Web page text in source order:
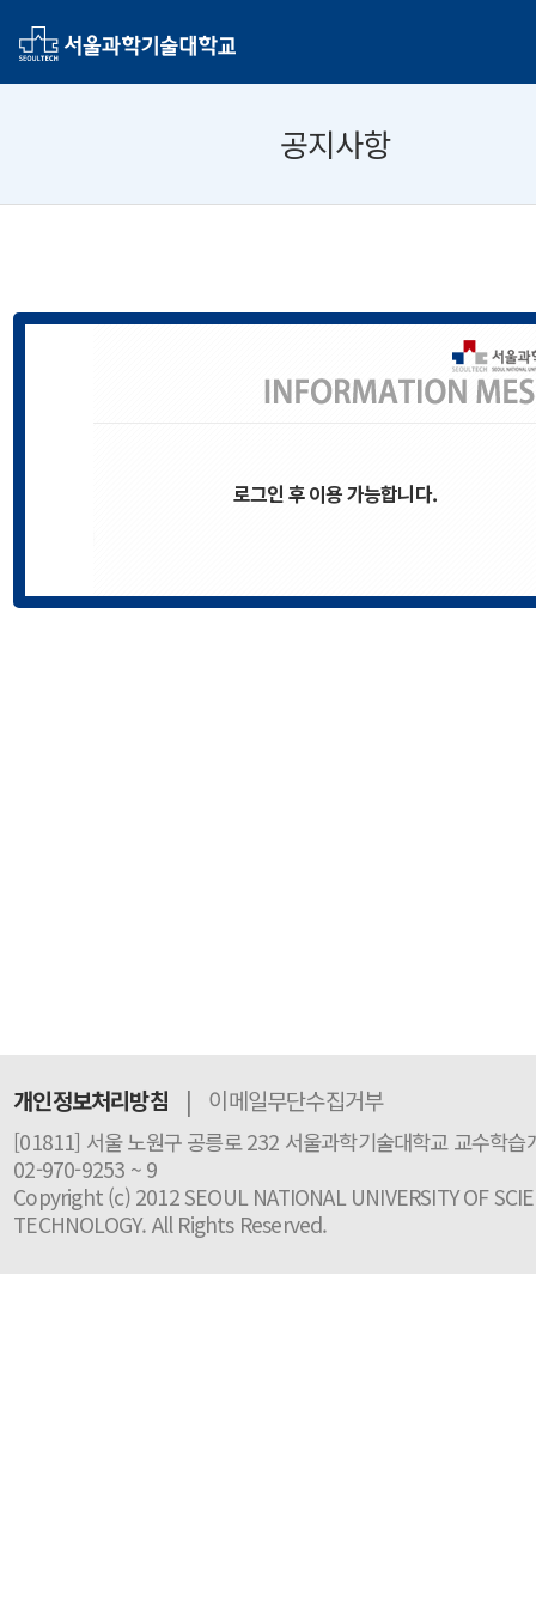
공지사항
로그인 후 이용 가능합니다.
개인정보처리방침 | 이메일무단수집거부
[01811] 서울 노원구 공릉로 232 서울과학기술대학교 교수학습
02-970-9253 ~ 9
Copyright (c) 2012 SEOUL NATIONAL UNIVERSITY OF
TECHNOLOGY. All Rights Reserved.